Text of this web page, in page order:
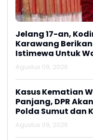
Jelang 17-an,
Karawang
Istimewa Untuk
Kalijati Jatisari
Agustus 09, 2026
Kasus Kematian
Panjang, DPR
Polda Sumut dan
Korban
Agustus 09, 2026